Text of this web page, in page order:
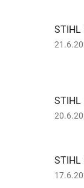
z
5
STIHL
5
STIHL
z
5
STIHL